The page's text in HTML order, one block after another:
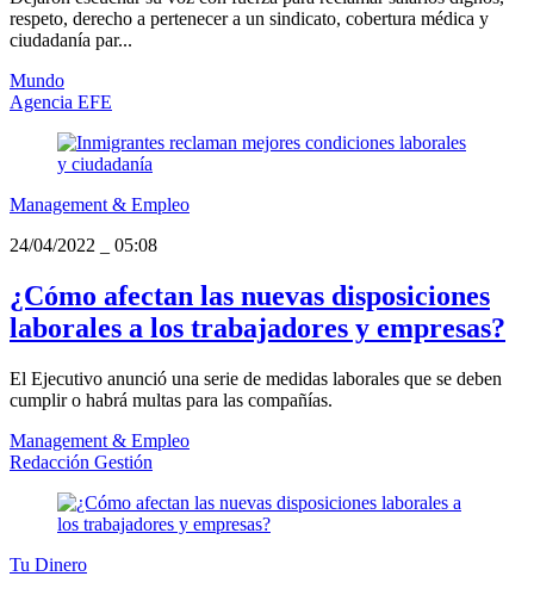
respeto, derecho a pertenecer a un sindicato, cobertura médica y
ciudadanía par...
Mundo
Agencia EFE
Management & Empleo
24/04/2022
05:08
¿Cómo afectan las nuevas disposiciones
laborales a los trabajadores y empresas?
El Ejecutivo anunció una serie de medidas laborales que se deben
cumplir o habrá multas para las compañías.
Management & Empleo
Redacción Gestión
Tu Dinero